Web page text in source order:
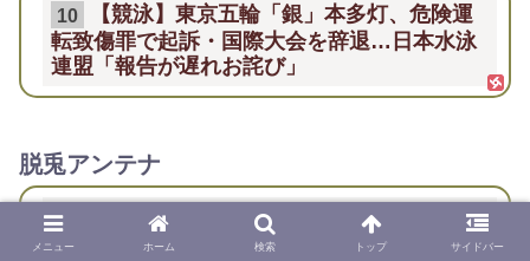
10
【競泳】東京五輪「銀」本多灯、危険運
転致傷罪で起訴・国際大会を辞退…日本水泳
連盟「報告が遅れお詫び」
脱兎アンテナ
1
昔、良く当たる（らしい？）占い師さんに「あ
なたには守護霊がいないので占えない。守護霊の
メニュー ホーム 検索 トップ サイドバー